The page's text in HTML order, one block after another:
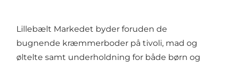
Lillebælt Markedet byder foruden de
bugnende kræmmerboder på tivoli, mad og
øltelte samt underholdning for både børn og